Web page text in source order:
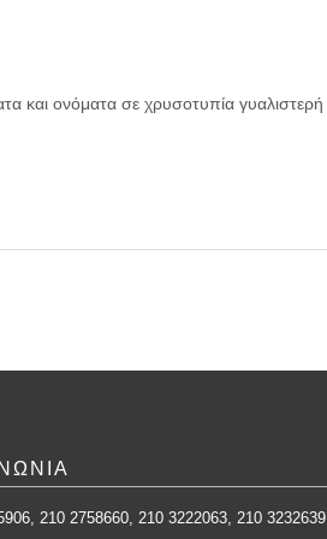
και ονόματα σε χρυσοτυπία γυαλιστερή
210 2758660, 210 3222063, 210 3232639